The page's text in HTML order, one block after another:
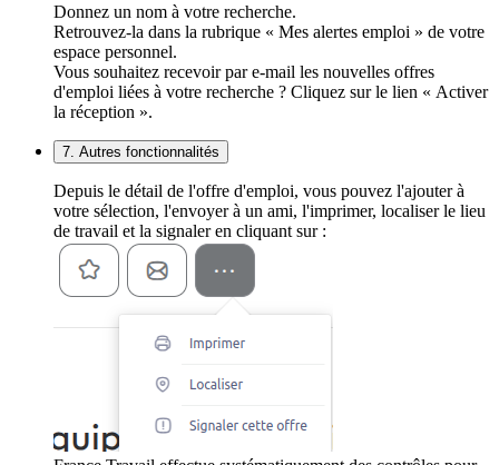
Donnez un nom à votre recherche.
Retrouvez-la dans la rubrique « Mes alertes emploi » de votre
espace personnel.
Vous souhaitez recevoir par e-mail les nouvelles offres
d'emploi liées à votre recherche ? Cliquez sur le lien « Activer
la réception ».
7. Autres fonctionnalités
Depuis le détail de l'offre d'emploi, vous pouvez l'ajouter à
votre sélection, l'envoyer à un ami, l'imprimer, localiser le lieu
de travail et la signaler en cliquant sur :